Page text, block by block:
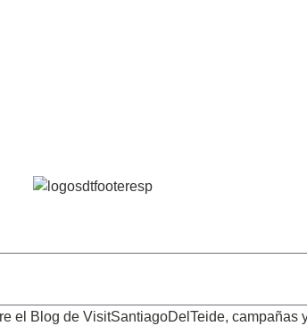
el Blog de VisitSantiagoDelTeide,